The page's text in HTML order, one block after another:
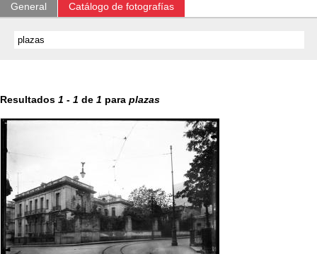
General Catálogo de fotografías
Resultados 1 - 1 de 1 para plazas